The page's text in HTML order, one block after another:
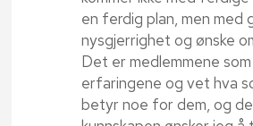
en ferdig plan, men med
nysgjerrighet og ønske
Det er medlemmene
erfaringene og vet hva
betyr noe for dem, og